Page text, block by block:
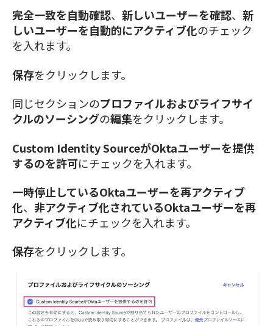
完全一致を自動確認、 新しいユーザーを確認、 新
しいユーザーを自動的にアクティブ化のチェック
を入れます。
保存をクリックします。
同じセクションのプロファイルおよびライフサイ
クルのソーシングの編集をクリックします。
Custom Identity SourceがOktaユーザーを提供
するのを許可にチェックを入れます。
一時停止しているOktaユーザーを再アクティブ
化、 非アクティブ化されているOktaユーザーを再
アクティブ化にチェックを入れます。
保存をクリックします。